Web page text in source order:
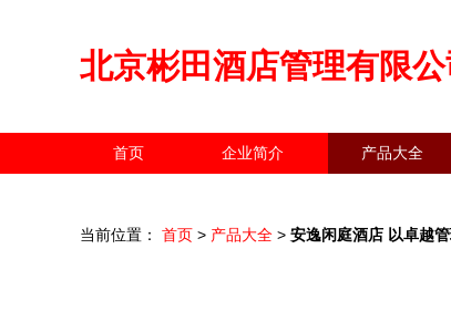
北京彬田酒店管理有限公
首页 企业简介 产品大全
当前位置： 首页 > 产品大全 > 安逸闲庭酒店 以卓越